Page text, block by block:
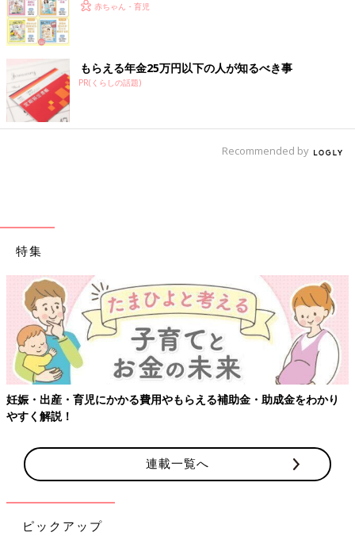
赤ちゃん・育児
もらえる年金25万円以下の人が知るべき事
PR(くらしの話題)
Recommended by
特集
出産・育児にかかる費用やもらえる補助金・助成金をわかり
解説！
【ワ
連載一覧へ
ピックアップ